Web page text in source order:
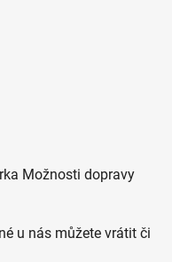
Možnosti dopravy
u nás můžete vrátit či